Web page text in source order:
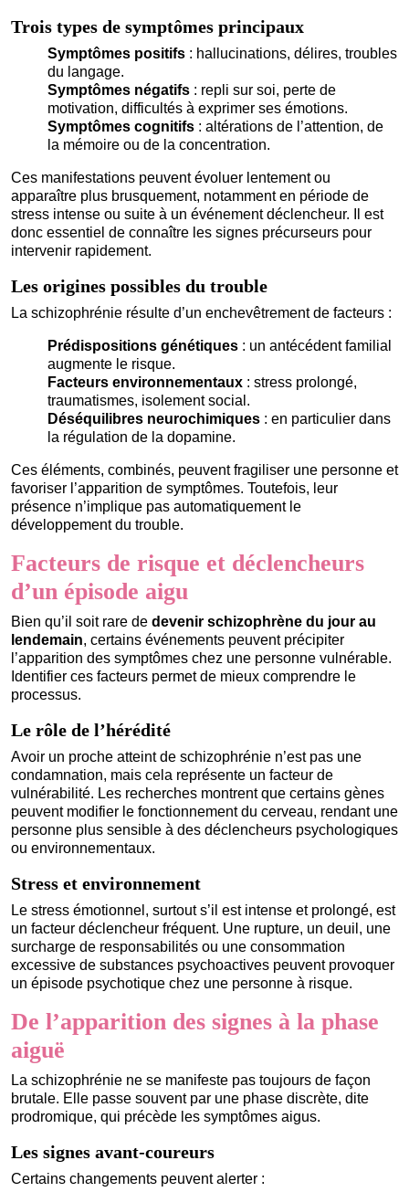
Trois types de symptômes principaux
Symptômes positifs : hallucinations, délires, troubles
du langage.
Symptômes négatifs : repli sur soi, perte de
motivation, difficultés à exprimer ses émotions.
Symptômes cognitifs : altérations de l’attention, de
la mémoire ou de la concentration.
Ces manifestations peuvent évoluer lentement ou
apparaître plus brusquement, notamment en période de
stress intense ou suite à un événement déclencheur. Il est
donc essentiel de connaître les signes précurseurs pour
intervenir rapidement.
Les origines possibles du trouble
La schizophrénie résulte d’un enchevêtrement de facteurs :
Prédispositions génétiques : un antécédent familial
augmente le risque.
Facteurs environnementaux : stress prolongé,
traumatismes, isolement social.
Déséquilibres neurochimiques : en particulier dans
la régulation de la dopamine.
Ces éléments, combinés, peuvent fragiliser une personne et
favoriser l’apparition de symptômes. Toutefois, leur
présence n’implique pas automatiquement le
développement du trouble.
Facteurs de risque et déclencheurs
d’un épisode aigu
Bien qu’il soit rare de devenir schizophrène du jour au
lendemain, certains événements peuvent précipiter
l’apparition des symptômes chez une personne vulnérable.
Identifier ces facteurs permet de mieux comprendre le
processus.
Le rôle de l’hérédité
Avoir un proche atteint de schizophrénie n’est pas une
condamnation, mais cela représente un facteur de
vulnérabilité. Les recherches montrent que certains gènes
peuvent modifier le fonctionnement du cerveau, rendant une
personne plus sensible à des déclencheurs psychologiques
ou environnementaux.
Stress et environnement
Le stress émotionnel, surtout s’il est intense et prolongé, est
un facteur déclencheur fréquent. Une rupture, un deuil, une
surcharge de responsabilités ou une consommation
excessive de substances psychoactives peuvent provoquer
un épisode psychotique chez une personne à risque.
De l’apparition des signes à la phase
aiguë
La schizophrénie ne se manifeste pas toujours de façon
brutale. Elle passe souvent par une phase discrète, dite
prodromique, qui précède les symptômes aigus.
Les signes avant-coureurs
Certains changements peuvent alerter :